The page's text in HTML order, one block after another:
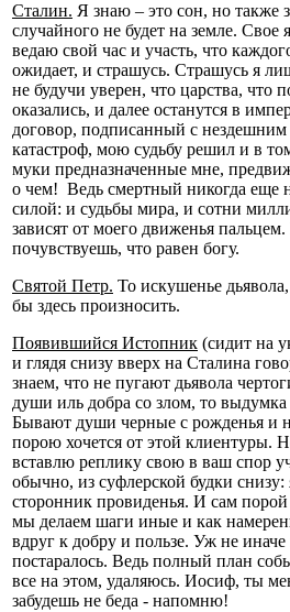
Сталин. Я знаю – это сон, но также
случайного не будет на земле.
ведаю свой час и участь, что
ожидает, и страшусь. Страшусь я
не будучи уверен, что царства, что
оказались, и далее останутся в
договор, подписанный с нездешним
катастроф, мою судьбу решил и в
муки предназначенные мне,
о чем! Ведь смертный никогда еще
силой: и судьбы мира, и сотни
зависят от моего движенья
почувствуешь, что равен богу.
Святой Петр. То искушенье
бы здесь произносить.
Появившийся Истопник (сидит на
и глядя снизу вверх на Сталина
знаем, что не пугают дьявола
души иль добра со злом, то выдумка
Бывают души черные с рожденья и
порою хочется от этой клиентуры.
вставлю реплику свою в ваш спор
обычно, из суфлерской будки снизу:
сторонник провиденья. И сам порой
мы делаем шаги иные и как
вдруг к добру и пользе. Уж не
постаралось. Ведь полный план
все на этом, удаляюсь. Иосиф, ты
забудешь не беда - напомню!